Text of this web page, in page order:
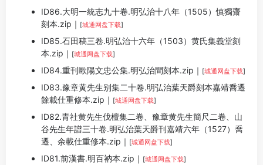
ID86.大明一統志九十卷.明弘治十八年（1505）慎獨齋
刻本.zip｜ [城通网盘下载]
ID85.石田稿三卷.明弘治十六年（1503）黄氏集義堂刻
本.zip｜ [城通网盘下载]
ID84.重刊歐陽文忠公集.明弘治間刻本.zip｜ [城通网盘下载]
ID83.豫章黄先生别集二十卷.明弘治葉天爵刻本嘉靖喬遷
餘載仕重修本.zip｜ [城通网盘下载]
ID82.青社黄先生伐檀集二卷、豫章黄先生簡尺二卷、山
谷先生年譜三十卷.明弘治葉天爵刊嘉靖六年（1527）喬
遷、余載仕重修本.zip｜ [城通网盘下载]
ID81.前漢書.明百衲本.zip｜ [城通网盘下载]